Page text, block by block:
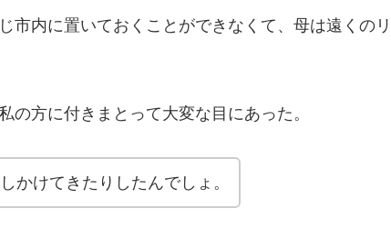
内に置いておくことができなくて、母は遠くのリ
方に付きまとって大変な目にあった。
かけてきたりしたんでしょ。